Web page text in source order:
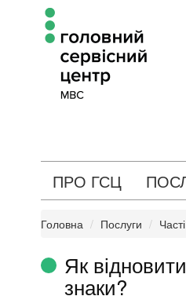
ПРО ГСЦ
Головна Послуги
Як
знаки?